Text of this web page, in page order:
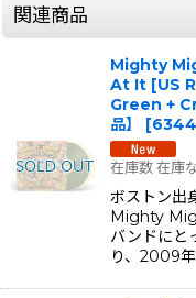
関連商品
Mighty
At It [US
Green +
品】
[
在庫数 在庫
ボストン出
Mighty
バンドにと
り、2009